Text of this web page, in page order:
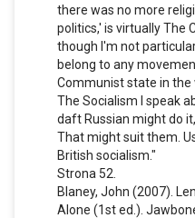
there was no more
politics,' is virtually The
though I'm not
belong to any
Communist state in the
The Socialism I speak
daft Russian might do
That might suit them.
British socialism."
Strona 52.
Blaney, John (2007).
Alone (1st ed.).